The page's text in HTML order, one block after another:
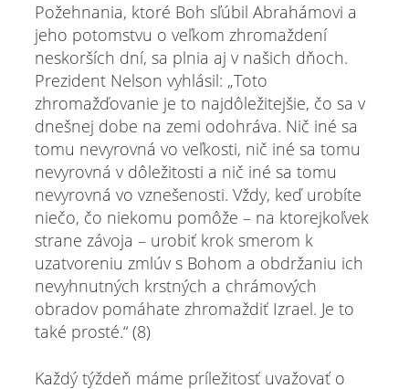
Požehnania, ktoré Boh sľúbil Abrahámovi a
jeho potomstvu o veľkom zhromaždení
neskorších dní, sa plnia aj v našich dňoch.
Prezident Nelson vyhlásil: „Toto
zhromažďovanie je to najdôležitejšie, čo sa v
dnešnej dobe na zemi odohráva. Nič iné sa
tomu nevyrovná vo veľkosti, nič iné sa tomu
nevyrovná v dôležitosti a nič iné sa tomu
nevyrovná vo vznešenosti. Vždy, keď urobíte
niečo, čo niekomu pomôže – na ktorejkoľvek
strane závoja – urobiť krok smerom k
uzatvoreniu zmlúv s Bohom a obdržaniu ich
nevyhnutných krstných a chrámových
obradov pomáhate zhromaždiť Izrael. Je to
také prosté.“ (8)
Každý týždeň máme príležitosť uvažovať o